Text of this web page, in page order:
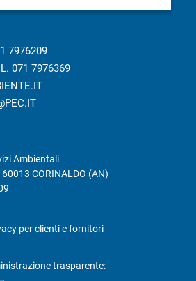
7976209
071 7976369
Ambientali
CORINALDO (AN)
per clienti e fornitori
trasparente: